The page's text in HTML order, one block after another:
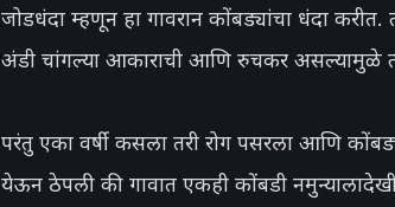
जोडधंदा म्हणून हा गावरान कोंबड्यांचा धंदा
अंडी चांगल्या आकाराची आणि रुचकर असल्यामुळे
परंतु एका वर्षी कसला तरी रोग पसरला आणि
येऊन ठेपली की गावात एकही कोंबडी